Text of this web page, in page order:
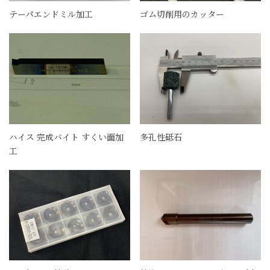
テーパエンドミル加工 ゴム切削用のカッター
ハイス 完成バイト すくい面加
工
多孔性砥石